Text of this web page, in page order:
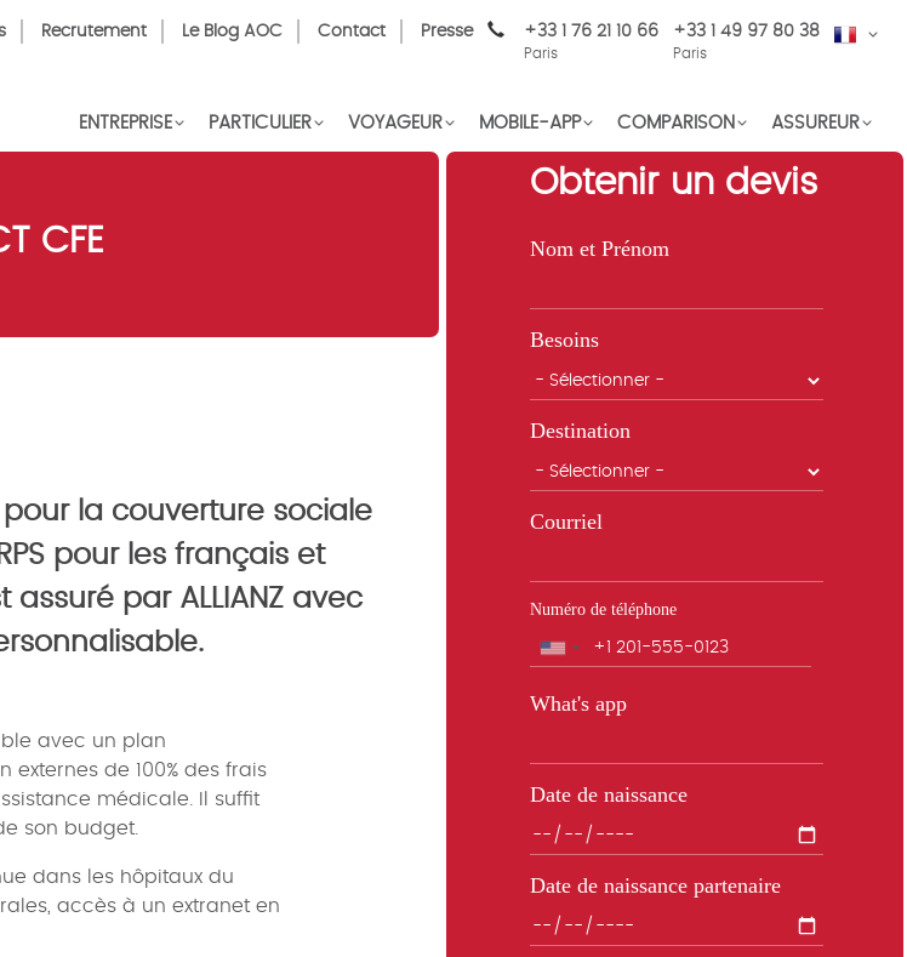
FR
Recrutement Le Blog AOC Contact Presse +33 1 76 21 10 66
Paris
+33 1 49 97 80 38
Paris
ENTREPRISE PARTICULIER VOYAGEUR ASSUREUR
COMPARISON
MOBILE-APP
CFE
pour la couverture sociale
pour les français et
par ALLIANZ avec
avec un plan
de 100% des frais
médicale. Il suffit
son budget.
dans les hôpitaux du
accès à un extranet en
Obtenir un devis
Nom et Prénom
Besoins
Destination
Courriel
Numéro de téléphone
Téléphone
What's app
Date de naissance
Date de naissance partenaire